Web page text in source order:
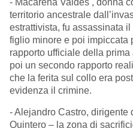
territorio ancestrale
estrattivista, fu assassinata
figlio minore e poi impiccata
rapporto ufficiale della
poi un secondo rapporto
che la ferita sul collo era
evidenza il crimine.
- Alejandro Castro, dirigente
Quintero – la zona di